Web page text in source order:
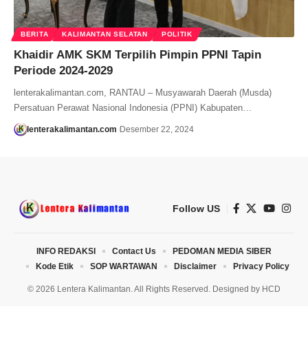
BERITA KALIMANTAN SELATAN POLITIK
Khaidir AMK SKM Terpilih Pimpin PPNI Tapin
Periode 2024-2029
lenterakalimantan.com, RANTAU – Musyawarah Daerah (Musda)
Persatuan Perawat Nasional Indonesia (PPNI) Kabupaten…
lenterakalimantan.com Desember 22, 2024
Follow US
© 2026 Lentera Kalimantan. All Rights Reserved. Designed by HCD
INFO REDAKSI Contact Us
PEDOMAN MEDIA SIBER
Kode Etik
SOP WARTAWAN Disclaimer Privacy Policy